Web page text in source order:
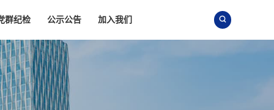
群纪检 公示公告 加入我们 